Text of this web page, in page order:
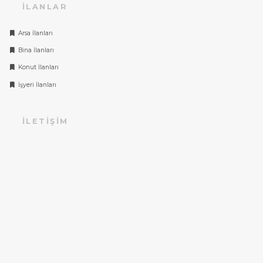
İLANLAR
Arsa İlanları
Bina İlanları
Konut İlanları
İşyeri İlanları
İLETIŞIM